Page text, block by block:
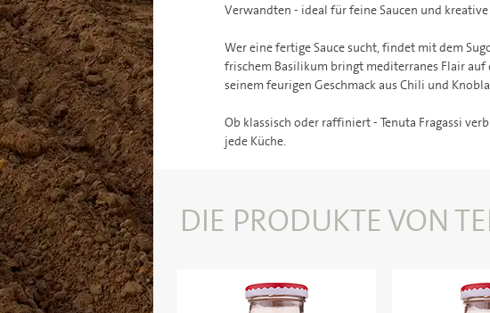
Verwandten - ideal für feine Saucen und kreative
Wer eine fertige Sauce sucht, findet mit dem
frischem Basilikum bringt mediterranes Flair auf
seinem feurigen Geschmack aus Chili und
Ob klassisch oder raffiniert - Tenuta Fragassi
jede Küche.
DIE PRODUKTE VON